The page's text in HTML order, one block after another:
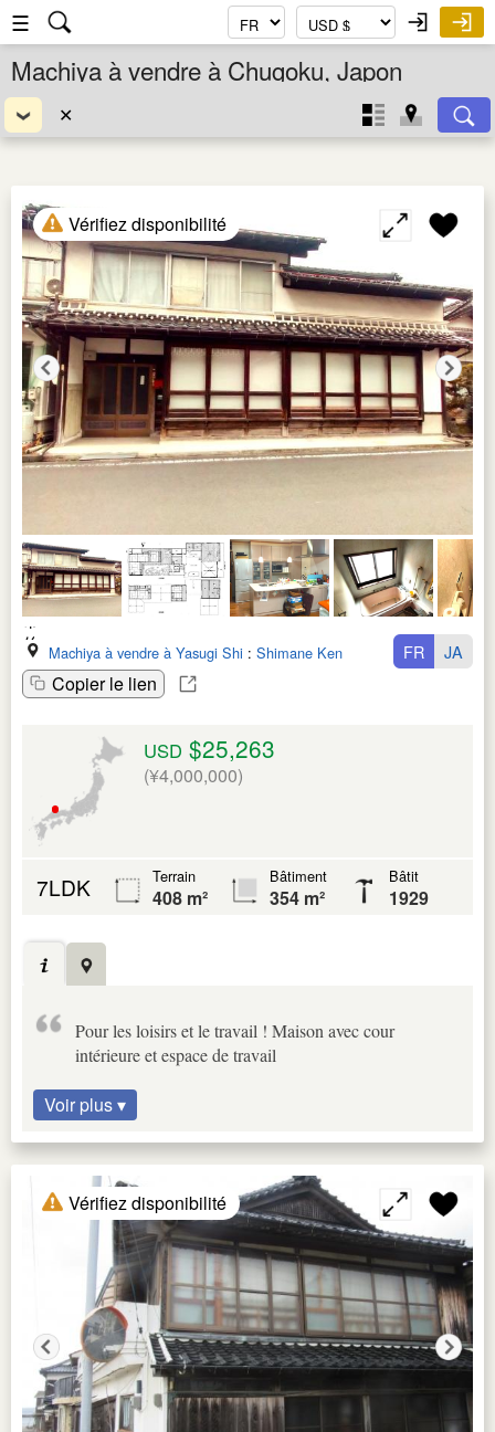
☰
Machiya à vendre à Chugoku, Japon
✕
Vérifiez disponibilité
Machiya à vendre à Yasugi Shi : Shimane Ken
Copier le lien
FR JA
USD $25,263
(¥4,000,000)
7LDK Terrain
408 m²
Bâtiment
354 m²
Bâtit
1929
Pour les loisirs et le travail ! Maison avec cour
intérieure et espace de travail
Voir plus ▾
Vérifiez disponibilité